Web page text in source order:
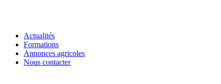
Actualités
Formations
Annonces agricoles
Nous contacter